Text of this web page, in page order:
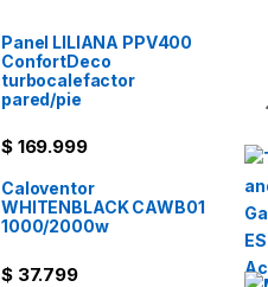
Panel LILIANA PPV400
ConfortDeco
turbocalefactor
pared/pie
$169.999
Caloventor
WHITENBLACK CAWB01
1000/2000w
$37.799